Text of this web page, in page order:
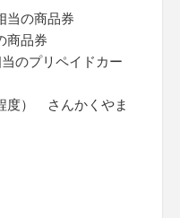
当の商品券
商品券
のプリペイドカー
度） さんかくやま